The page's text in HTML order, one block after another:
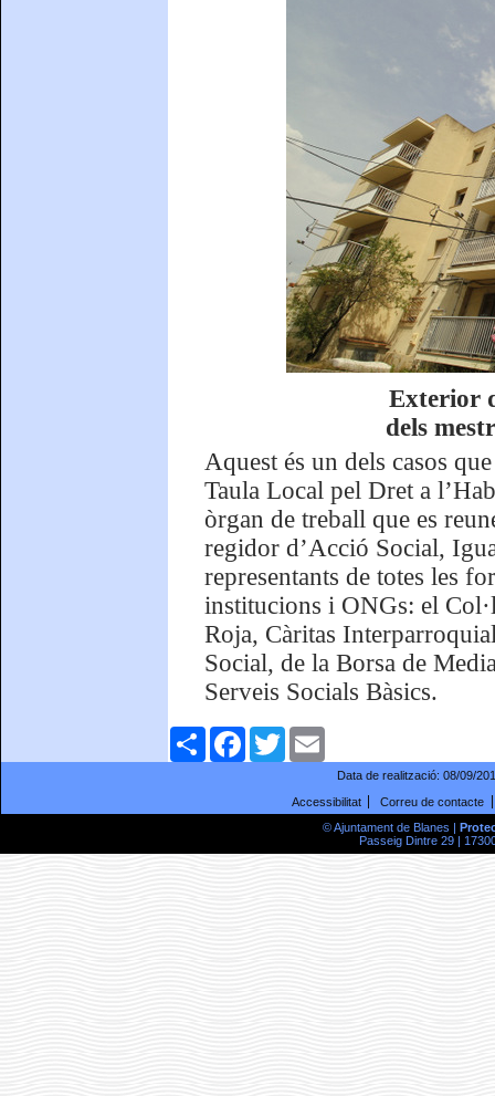
Exterior
dels
Aquest és un dels casos
Taula Local pel Dret a
òrgan de treball que es
regidor d’Acció Social,
representants de totes les
institucions i ONGs: el
Roja, Càritas
Social, de la Borsa de
Serveis Socials Bàsics.
ComparteixFacebookTwitter
Data de realització: 08/09/
Accessibilitat
Correu de contacte
© Ajuntament de Blanes |
Passeig Dintre 29 |